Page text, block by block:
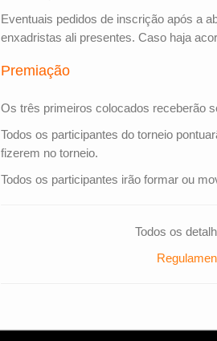
Eventuais pedidos de inscrição após a
enxadristas ali presentes. Caso haja
Premiação
Os três primeiros colocados receberão
Todos os participantes do torneio
fizerem no torneio.
Todos os participantes irão formar ou
Todos os